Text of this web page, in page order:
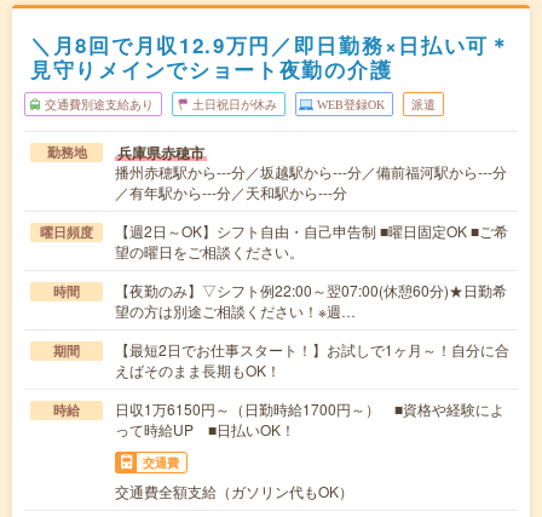
＼月8回で月収12.9万円／即日勤務×日払い可＊
見守りメインでショート夜勤の介護
交通費別途支給あり 土日祝日が休み WEB登録OK 派遣
勤務地 兵庫県赤穂市
播州赤穂駅から---分／坂越駅から---分／備前福河駅から---分
／有年駅から---分／天和駅から---分
曜日頻度
【週2日～OK】シフト自由・自己申告制 ■曜日固定OK ■ご希
望の曜日をご相談ください。
時間
【夜勤のみ】▽シフト例22:00～翌07:00(休憩60分)★日勤希
望の方は別途ご相談ください！※週…
期間
【最短2日でお仕事スタート！】お試しで1ヶ月～！自分に合
えばそのまま長期もOK！
時給
日収1万6150円～（日勤時給1700円～） ■資格や経験によ
って時給UP ■日払いOK！
交通費
交通費全額支給（ガソリン代もOK）